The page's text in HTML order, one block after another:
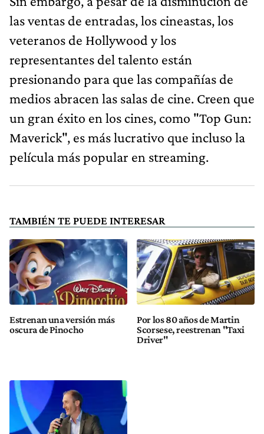
las ventas de entradas, los cineastas, los
veteranos de Hollywood y los
representantes del talento están
presionando para que las compañías de
medios abracen las salas de cine. Creen que
un gran éxito en los cines, como "Top Gun:
Maverick", es más lucrativo que incluso la
película más popular en streaming.
TAMBIÉN TE PUEDE INTERESAR
Estrenan una versión más
oscura de Pinocho
Por los 80 años de Martin
Scorsese, reestrenan "Taxi
Driver"